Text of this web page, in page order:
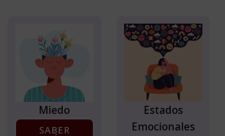
Miedo
SABER
Estados
Emocionales